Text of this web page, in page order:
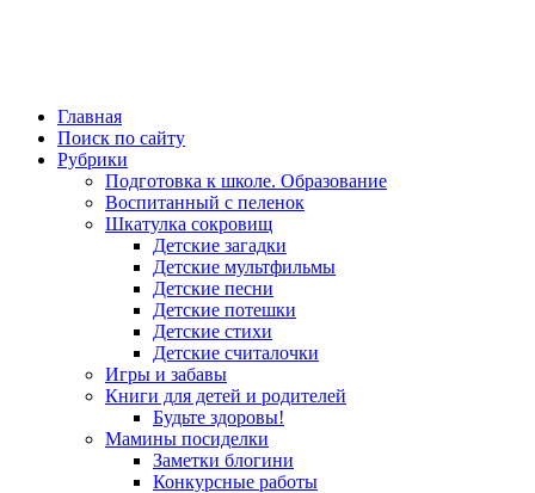
Главная
Поиск по сайту
Рубрики
Подготовка к школе. Образование
Воспитанный с пеленок
Шкатулка сокровищ
Детские загадки
Детские мультфильмы
Детские песни
Детские потешки
Детские стихи
Детские считалочки
Игры и забавы
Книги для детей и родителей
Будьте здоровы!
Мамины посиделки
Заметки блогини
Конкурсные работы